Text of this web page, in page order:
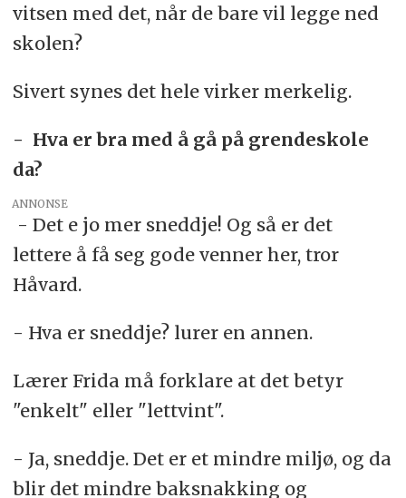
vitsen med det, når de bare vil legge ned
skolen?
Sivert synes det hele virker merkelig.
- Hva er bra med å gå på grendeskole
da?
ANNONSE
- Det e jo mer sneddje! Og så er det
lettere å få seg gode venner her, tror
Håvard.
- Hva er sneddje? lurer en annen.
Lærer Frida må forklare at det betyr
"enkelt" eller "lettvint".
- Ja, sneddje. Det er et mindre miljø, og da
blir det mindre baksnakking og